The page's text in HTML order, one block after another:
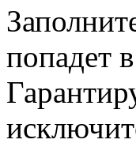
попадет